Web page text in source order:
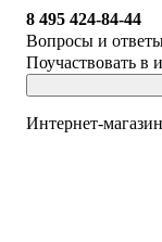
8 495 424-84-44
Вопросы и
Поучаствовать в
Интернет-магазин